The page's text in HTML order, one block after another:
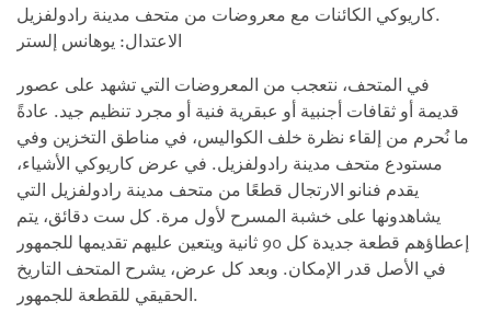
كاريوكي الكائنات مع معروضات من متحف مدينة رادولفزيل.
الاعتدال: يوهانس إلستر
في المتحف، نتعجب من المعروضات التي تشهد على عصور
قديمة أو ثقافات أجنبية أو عبقرية فنية أو مجرد تنظيم جيد. عادةً
ما نُحرم من إلقاء نظرة خلف الكواليس، في مناطق التخزين وفي
مستودع متحف مدينة رادولفزيل. في عرض كاريوكي الأشياء،
يقدم فنانو الارتجال قطعًا من متحف مدينة رادولفزيل التي
يشاهدونها على خشبة المسرح لأول مرة. كل ست دقائق، يتم
إعطاؤهم قطعة جديدة كل 90 ثانية ويتعين عليهم تقديمها للجمهور
في الأصل قدر الإمكان. وبعد كل عرض، يشرح المتحف التاريخ
الحقيقي للقطعة للجمهور.